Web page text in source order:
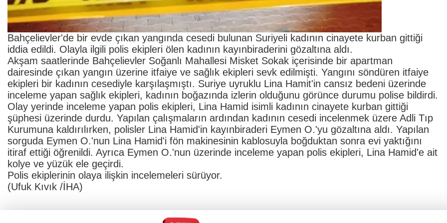
Bahçelievler'de bir evde çıkan yangında cesedi bulunan Suriyeli kadının cinayete kurban gittiği
iddia edildi. Olayla ilgili polis ekipleri ölen kadının kayınbiraderini gözaltına aldı.
Akşam saatlerinde Bahçelievler Soğanlı Mahallesi Misket Sokak içerisinde bir apartman
dairesinde çıkan yangın üzerine itfaiye ve sağlık ekipleri sevk edilmişti. Yangını söndüren itfaiye
ekipleri bir kadının cesediyle karşılaşmıştı. Suriye uyruklu Lina Hamit'in cansız bedeni üzerinde
inceleme yapan sağlık ekipleri, kadının boğazında izlerin olduğunu görünce durumu polise bildirdi.
Olay yerinde inceleme yapan polis ekipleri, Lina Hamid isimli kadının cinayete kurban gittiği
şüphesi üzerinde durdu. Yapılan çalışmaların ardından kadının cesedi incelenmek üzere Adli Tıp
Kurumuna kaldırılırken, polisler Lina Hamid'in kayınbiraderi Eymen O.'yu gözaltına aldı. Yapılan
sorguda Eymen O.'nun Lina Hamid'i fön makinesinin kablosuyla boğduktan sonra evi yaktığını
itiraf ettiği öğrenildi. Ayrıca Eymen O.'nun üzerinde inceleme yapan polis ekipleri, Lina Hamid'e ait
kolye ve yüzük ele geçirdi.
Polis ekiplerinin olaya ilişkin incelemeleri sürüyor.
(Ufuk Kıvık /İHA)